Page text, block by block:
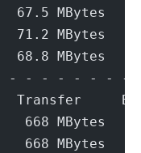
67.5
71.2
68.8
- - - - - - - -
668 MBytes
668 MBytes